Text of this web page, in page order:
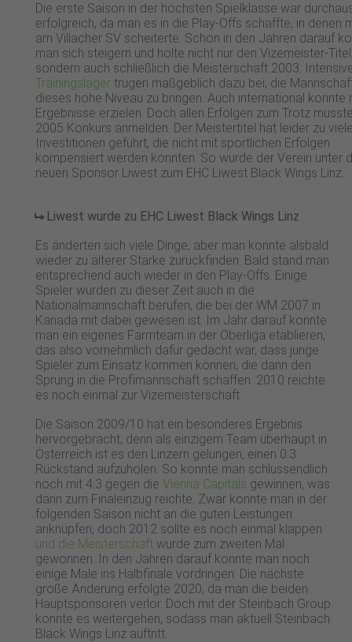
Die erste Saison in der höchsten Spielklasse war
erfolgreich, da man es in die Play-Offs schaffte, in denen
am Villacher SV scheiterte. Schon in den Jahren darauf
man sich steigern und holte nicht nur den Vizemeister-
sondern auch schließlich die Meisterschaft 2003.
Trainingslager trugen maßgeblich dazu bei, die
dieses hohe Niveau zu bringen. Auch international konnte
Ergebnisse erzielen. Doch allen Erfolgen zum Trotz
2005 Konkurs anmelden. Der Meistertitel hat leider zu
Investitionen geführt, die nicht mit sportlichen Erfolgen
kompensiert werden konnten. So wurde der Verein unter
neuen Sponsor Liwest zum EHC Liwest Black Wings Linz.
Liwest wurde zu EHC Liwest Black Wings Linz
Es änderten sich viele Dinge, aber man konnte alsbald
wieder zu älterer Stärke zurückfinden. Bald stand man
entsprechend auch wieder in den Play-Offs. Einige
Spieler wurden zu dieser Zeit auch in die
Nationalmannschaft berufen, die bei der WM 2007 in
Kanada mit dabei gewesen ist. Im Jahr darauf konnte
man ein eigenes Farmteam in der Oberliga etablieren,
das also vornehmlich dafür gedacht war, dass junge
Spieler zum Einsatz kommen können, die dann den
Sprung in die Profimannschaft schaffen. 2010 reichte
es noch einmal zur Vizemeisterschaft.
Die Saison 2009/10 hat ein besonderes Ergebnis
hervorgebracht, denn als einzigem Team überhaupt in
Österreich ist es den Linzern gelungen, einen 0:3
Rückstand aufzuholen. So konnte man schlussendlich
noch mit 4:3 gegen die Vienna Capitals gewinnen, was
dann zum Finaleinzug reichte. Zwar konnte man in der
folgenden Saison nicht an die guten Leistungen
anknüpfen, doch 2012 sollte es noch einmal klappen
und die Meisterschaft wurde zum zweiten Mal
gewonnen. In den Jahren darauf konnte man noch
einige Male ins Halbfinale vordringen. Die nächste
große Änderung erfolgte 2020, da man die beiden
Hauptsponsoren verlor. Doch mit der Steinbach Group
konnte es weitergehen, sodass man aktuell Steinbach
Black Wings Linz auftritt.